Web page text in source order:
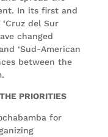
In its first and
del Sur
changed
‘Sud-American
between the
PRIORITIES
for